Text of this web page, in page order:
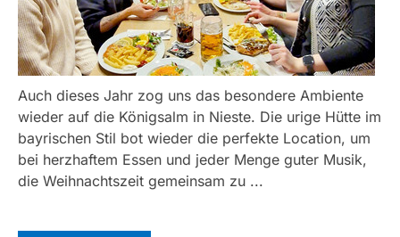
Auch dieses Jahr zog uns das besondere Ambiente
wieder auf die Königsalm in Nieste. Die urige Hütte im
bayrischen Stil bot wieder die perfekte Location, um
bei herzhaftem Essen und jeder Menge guter Musik,
die Weihnachtszeit gemeinsam zu ...